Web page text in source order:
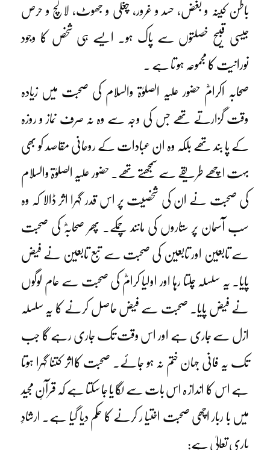
باطن کینہ و بغض، حسد و غرور، چغلی و جھوٹ، لالچ و حرص
جیسی قبیح خصلتوں سے پاک ہو۔ ایسے ہی شخص کا وجود
نورانیت کا مجموعہ ہو تا ہے ۔
صحابہ اکرامؓ حضور علیہ الصلوٰۃ والسلام کی صحبت میں زیادہ
وقت گزارتے تھے جس کی وجہ سے وہ نہ صرف نماز و روزہ
کے پا بند تھے بلکہ وہ ان عبادات کے روحانی مقاصد کو بھی
بہت اچھے طریقے سے سمجھتے تھے۔ حضور علیہ الصلوٰۃ والسلام
کی صحبت نے ان کی شخصیت پر اس قدر گہرا اثر ڈالا کہ وہ
سب آسمان پر ستاروں کی مانند چمکے۔ پھر صحابہؓ کی صحبت
سے تابعین اور تابعین کی صحبت سے تبع تابعین نے فیض
پایا۔ یہ سلسلہ چلتا رہا اور اولیا کرامؓ کی صحبت سے عام لوگوں
نے فیض پایا۔ صحبت سے فیض حاصل کرنے کا یہ سلسلہ
ازل سے جاری ہے اور اس وقت تک جاری رہے گا جب
تک یہ فانی جہان ختم نہ ہو جائے۔ صحبت کااثر کتنا گہرا ہوتا
ہے اس کا انداز ہ اس بات سے لگا یا جا سکتا ہے کہ قرآنِ مجید
میں با ربار اچھی صحبت اختیا ر کرنے کا حکم دیا گیا ہے۔ ارشادِ
باری تعالیٰ ہے: